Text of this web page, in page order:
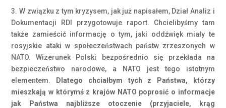
3. W związku z tym kryzysem, jak już napisałem, Dział Analiz i
Dokumentacji RDI przygotowuje raport. Chcielibyśmy tam
także zamieścić informację o tym, jaki oddźwięk miały te
rosyjskie ataki w społeczeństwach państw zrzeszonych w
NATO. Wizerunek Polski bezpośrednio się przekłada na
bezpieczeństwo narodowe, a NATO jest tego istotnym
elementem.
Dlatego chciałbym tych z Państwa, którzy
mieszkają w którymś z krajów NATO poprosić o informacje
jak Państwa najbliższe otoczenie (przyjaciele, krąg